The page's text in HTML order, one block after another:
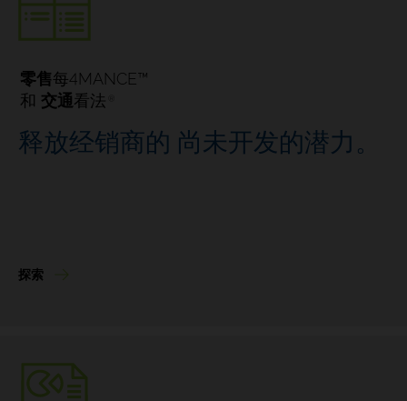
零售每4MANCE™
和 交通看法
释放经销商的 尚未开发的潜力。
探索